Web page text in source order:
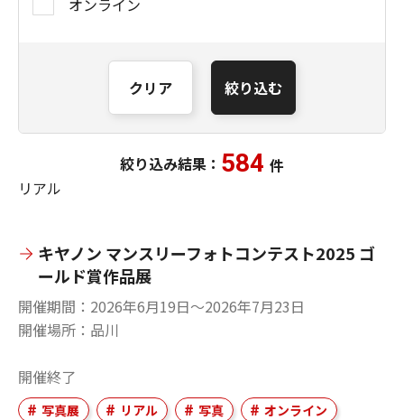
オンライン
クリア 絞り込む
絞り込み結果： 584 件
リアル
キヤノン マンスリーフォトコンテスト2025 ゴ
ールド賞作品展
開催期間
2026年6月19日〜2026年7月23日
開催場所
品川
開催終了
写真展 リアル 写真
オンライン